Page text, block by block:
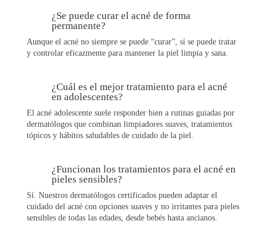
¿Se puede curar el acné de forma
permanente?
Aunque el acné no siempre se puede “curar”, sí se puede tratar
y controlar eficazmente para mantener la piel limpia y sana.
¿Cuál es el mejor tratamiento para el acné
en adolescentes?
El acné adolescente suele responder bien a rutinas guiadas por
dermatólogos que combinan limpiadores suaves, tratamientos
tópicos y hábitos saludables de cuidado de la piel.
¿Funcionan los tratamientos para el acné en
pieles sensibles?
Sí. Nuestros dermatólogos certificados pueden adaptar el
cuidado del acné con opciones suaves y no irritantes para pieles
sensibles de todas las edades, desde bebés hasta ancianos.